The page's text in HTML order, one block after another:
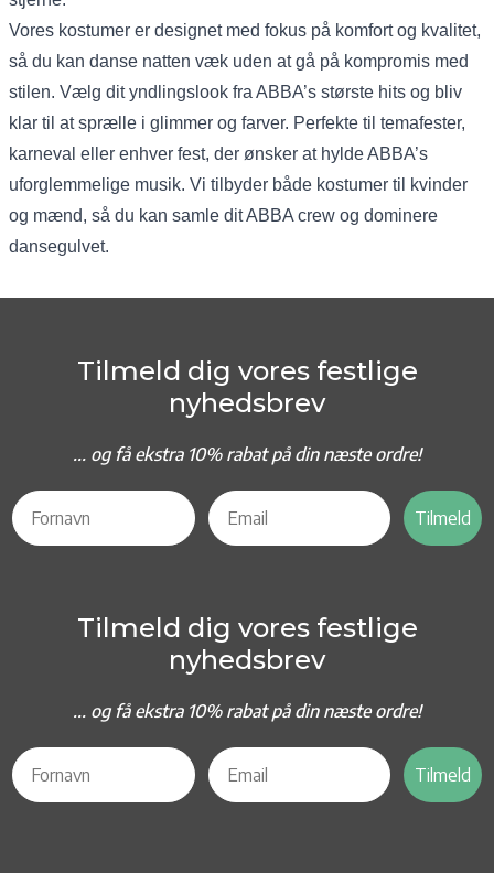
Vores kostumer er designet med fokus på komfort og kvalitet,
så du kan danse natten væk uden at gå på kompromis med
stilen. Vælg dit yndlingslook fra ABBA’s største hits og bliv
klar til at sprælle i glimmer og farver. Perfekte til temafester,
karneval eller enhver fest, der ønsker at hylde ABBA’s
uforglemmelige musik. Vi tilbyder både kostumer til kvinder
og mænd, så du kan samle dit ABBA crew og dominere
dansegulvet.
Tilmeld dig vores festlige
nyhedsbrev
... og få ekstra 10% rabat på din næste ordre!
Tilmeld
Tilmeld dig vores festlige
nyhedsbrev
... og få ekstra 10% rabat på din næste ordre!
Tilmeld